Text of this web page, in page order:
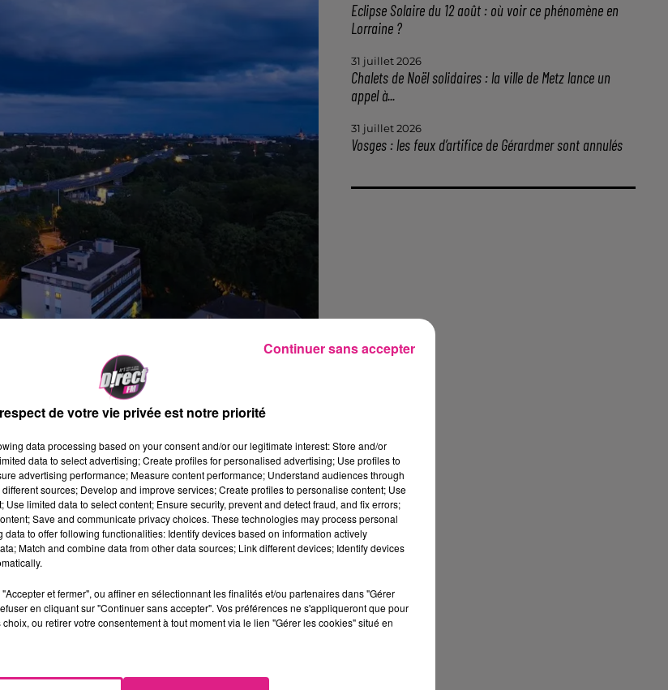
par les autorités météo.
à l’occasion de ce mardi 2 juin 2026. Fini
seront marquées par des rafales de vent
de fortes averses. Côté mercure, on ne
cookies que vous avez exprimé. Si vous
en cliquant sur le bouton ci-dessous.
Eclipse Solaire du 12 août : où voir ce phénomène en
Lorraine ?
31 juillet 2026
Chalets de Noël solidaires : la ville de Metz lance un
appel à...
31 juillet 2026
Vosges : les feux d’artifice de Gérardmer sont annulés
de votre vie privée est notre priorité
data processing based on your consent and/or our legitimate interest: Store and/or
data to select advertising; Create profiles for personalised advertising; Use profiles to
advertising performance; Measure content performance; Understand audiences through
sources; Develop and improve services; Create profiles to personalise content; Use
limited data to select content; Ensure security, prevent and detect fraud, and fix errors;
Save and communicate privacy choices. These technologies may process personal
to offer following functionalities: Identify devices based on information actively
Match and combine data from other data sources; Link different devices; Identify devices
et fermer", ou affiner en sélectionnant les finalités et/ou partenaires dans "Gérer
en cliquant sur "Continuer sans accepter". Vos préférences ne s'appliqueront que pour
ou retirer votre consentement à tout moment via le lien "Gérer les cookies" situé en
Continuer sans accepter